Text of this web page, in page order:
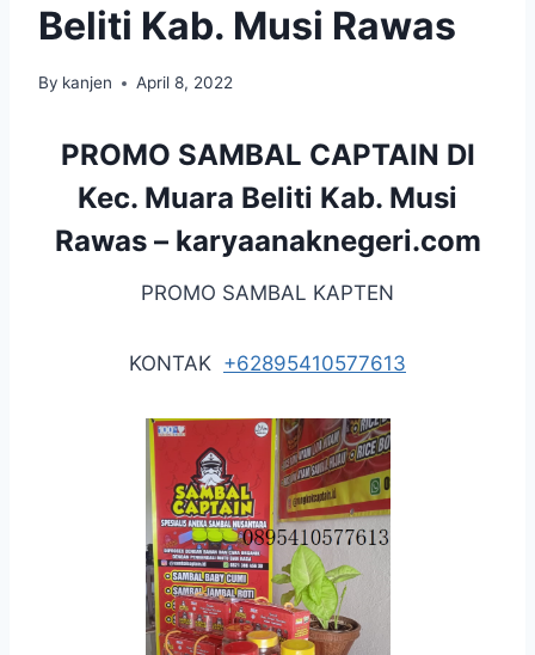
Beliti Kab. Musi Rawas
By kanjen April 8, 2022
PROMO SAMBAL CAPTAIN DI
Kec. Muara Beliti Kab. Musi
Rawas – karyaanaknegeri.com
PROMO SAMBAL KAPTEN
KONTAK +62895410577613